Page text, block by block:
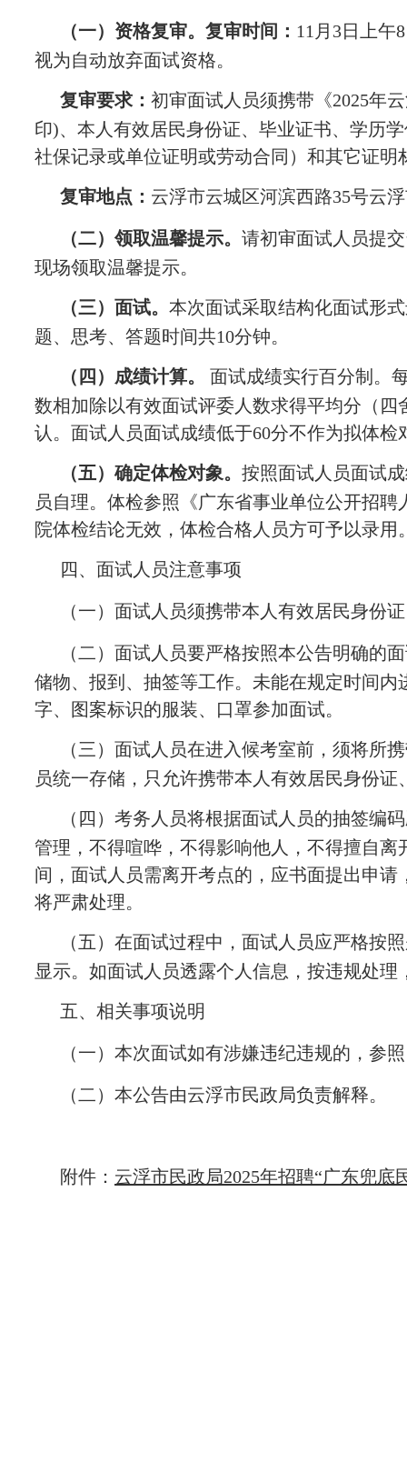
（一）资格复审。 复审时间： 11月3日上午
视为自动放弃面试资格。
复审要求： 初审面试人员须携带《2025年
印)、本人有效居民身份证、毕业证书、学历
社保记录或单位证明或劳动合同）和其它
复审地点： 云浮市云城区河滨西路35号云
（二）领取温馨提示。 请初审面试人员提
现场领取温馨提示。
（三）面试。 本次面试采取结构化面试形
题、思考、答题时间共10分钟。
（四）成绩计算。 面试成绩实行百分制。
数相加除以有效面试评委人数求得平均分（
认。面试人员面试成绩低于60分不作为拟体检
（五）确定体检对象。 按照面试人员面试
员自理。体检参照《广东省事业单位公开招
院体检结论无效，体检合格人员方可予以录用
四、面试人员注意事项
（一）面试人员须携带本人有效居民身份
（二）面试人员要严格按照本公告明确的
储物、报到、抽签等工作。未能在规定时间
字、图案标识的服装、口罩参加面试。
（三）面试人员在进入候考室前，须将所
员统一存储，只允许携带本人有效居民身份
（四）考务人员将根据面试人员的抽签编
管理，不得喧哗，不得影响他人，不得擅自
间，面试人员需离开考点的，应书面提出申
将严肃处理。
（五）在面试过程中，面试人员应严格按
显示。如面试人员透露个人信息，按违规处理
五、相关事项说明
（一）本次面试如有涉嫌违纪违规的，参
（二）本公告由云浮市民政局负责解释。
附件： 云浮市民政局2025年招聘“广东兜